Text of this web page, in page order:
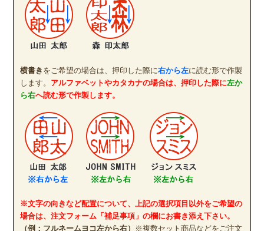
横書き をご希望の場合は、押印した際に右から左に読む形で作製
します。 アルファベットやカタカナの場合は、押印した際に左か
ら右へ読む形で作製します。
※文字の向きなど配置について、上記の選択項目以外をご希望の
場合は、注文フォーム「補足事項」の欄にお書き添え下さい。
（例：フルネームヨコ左から右）
※複数セット商品などをご注文